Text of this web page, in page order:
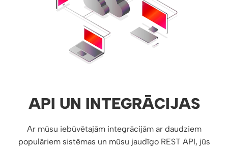
API UN INTEGRĀCIJAS
Ar mūsu iebūvētajām integrācijām ar daudziem
populāriem sistēmas un mūsu jaudīgo REST API, jūs